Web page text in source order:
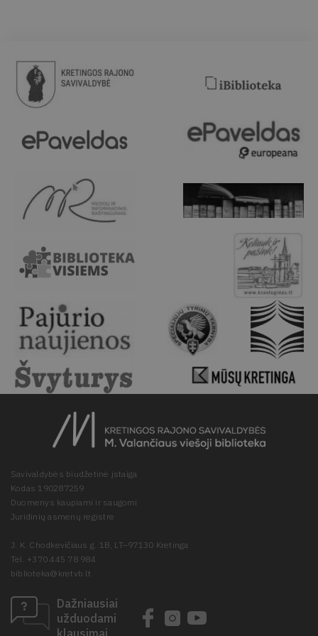
Savivaldybės biudžetinė įstaiga
Kodas 190287259
Duomenys kaupiami ir saugomi
Juridinių asmenų registre
J. K. Chodkevičiaus g. 1B, LT–97130 Kretinga
Tel. +370 445 78 984
biblioteka@kretvb.lt
Dažniausiai
užduodami